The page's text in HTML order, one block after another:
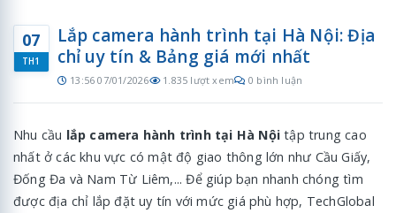
07
TH1
Lắp camera hành trình tại Hà Nội: Địa
chỉ uy tín & Bảng giá mới nhất
13:56 07/01/2026 1.835 lượt xem 0 bình luận
Nhu cầu lắp camera hành trình tại Hà Nội tập trung cao
nhất ở các khu vực có mật độ giao thông lớn như Cầu Giấy,
Đống Đa và Nam Từ Liêm,... Để giúp bạn nhanh chóng tìm
được địa chỉ lắp đặt uy tín với mức giá phù hợp, TechGlobal